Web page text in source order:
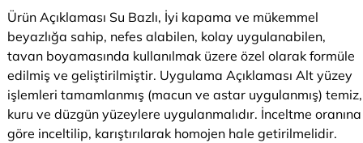
Ürün Açıklaması Su Bazlı, İyi kapama ve mükemmel
beyazlığa sahip, nefes alabilen, kolay uygulanabilen,
tavan boyamasında kullanılmak üzere özel olarak formüle
edilmiş ve geliştirilmiştir. Uygulama Açıklaması Alt yüzey
işlemleri tamamlanmış (macun ve astar uygulanmış) temiz,
kuru ve düzgün yüzeylere uygulanmalıdır. İnceltme oranına
göre inceltilip, karıştırılarak homojen hale getirilmelidir.